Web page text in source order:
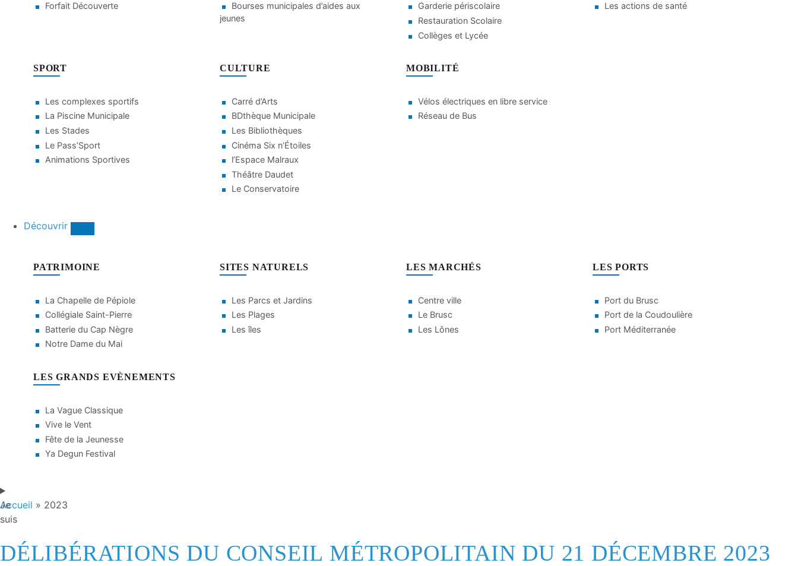
Forfait Découverte
Bourses municipales d’aides aux
jeunes
Garderie périscolaire
Restauration Scolaire
Collèges et Lycée
Les actions de santé
SPORT
Les complexes sportifs
La Piscine Municipale
Les Stades
Le Pass’Sport
Animations Sportives
CULTURE
Carré d’Arts
BDthèque Municipale
Les Bibliothèques
Cinéma Six n’Étoiles
l’Espace Malraux
Théâtre Daudet
Le Conservatoire
MOBILITÉ
Vélos électriques en libre service
Réseau de Bus
Découvrir
PATRIMOINE
La Chapelle de Pépiole
Collégiale Saint-Pierre
Batterie du Cap Nègre
Notre Dame du Mai
SITES NATURELS
Les Parcs et Jardins
Les Plages
Les îles
LES MARCHÉS
Centre ville
Le Brusc
Les Lônes
LES PORTS
Port du Brusc
Port de la Coudoulière
Port Méditerranée
LES GRANDS EVÈNEMENTS
La Vague Classique
Vive le Vent
Fête de la Jeunesse
Ya Degun Festival
Je
suis
Accueil » 2023
DÉLIBÉRATIONS DU CONSEIL MÉTROPOLITAIN DU 21 DÉCEMBRE 2023